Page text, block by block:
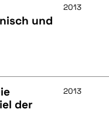
und
2013
der
2013